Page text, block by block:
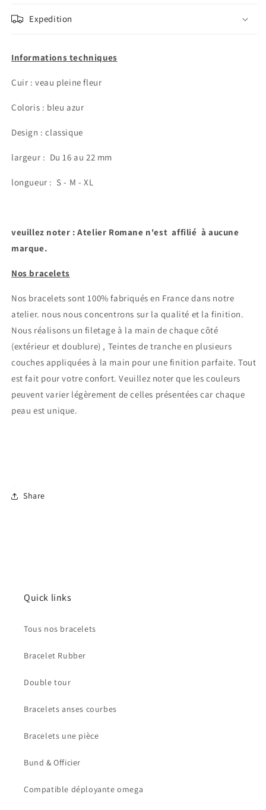
Expedition
Informations techniques
Cuir : veau pleine fleur
Coloris : bleu azur
Design : classique
largeur : Du 16 au 22 mm
longueur : S - M - XL
veuillez noter : Atelier Romane n'est affilié à aucune
marque.
Nos bracelets
Nos bracelets sont 100% fabriqués en France dans notre
atelier. nous nous concentrons sur la qualité et la finition.
Nous réalisons un filetage à la main de chaque côté
(extérieur et doublure) , Teintes de tranche en plusieurs
couches appliquées à la main pour une finition parfaite. Tout
est fait pour votre confort. Veuillez noter que les couleurs
peuvent varier légèrement de celles présentées car chaque
peau est unique.
Share
Quick links
Tous nos bracelets
Bracelet Rubber
Double tour
Bracelets anses courbes
Bracelets une pièce
Bund & Officier
Compatible déployante omega
Connexion requise
Connectez-vous à votre compte pour ajouter des
produits à votre liste de souhaits et afficher vos
articles précédemment enregistrés.
Se connecter